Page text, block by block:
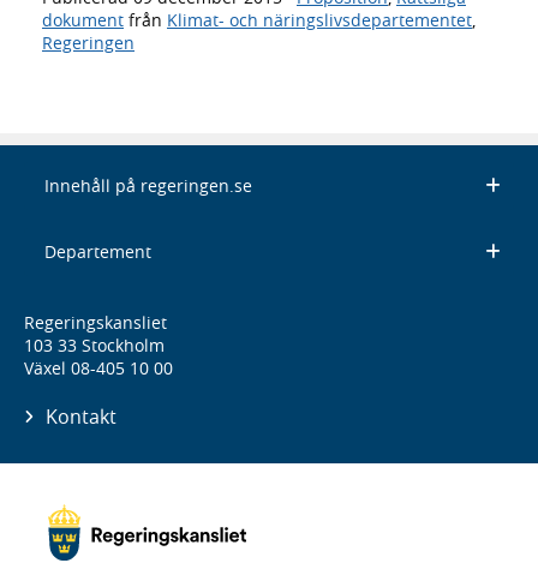
dokument från Klimat- och näringslivsdepartementet
Regeringen
Innehåll på regeringen.se
Departement
Regeringskansliet
103 33 Stockholm
Växel 08-405 10 00
Kontakt